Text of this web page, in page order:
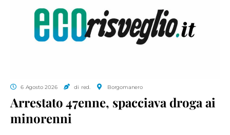
6 Agosto 2026 di red. Borgomanero
Arrestato 47enne, spacciava droga ai
minorenni